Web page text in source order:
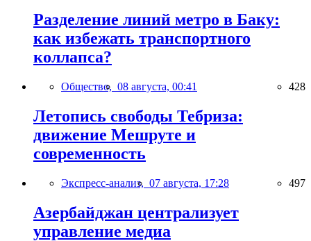
Разделение линий метро в Баку:
как избежать транспортного
коллапса?
Общество, 08 августа, 00:41 428
Летопись свободы Тебриза:
движение Мешруте и
современность
Экспресс-анализ, 07 августа, 17:28 497
Азербайджан централизует
управление медиа